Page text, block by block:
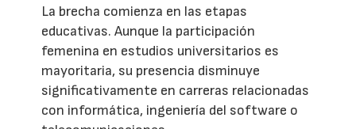
La brecha comienza en las etapas
educativas. Aunque la participación
femenina en estudios universitarios es
mayoritaria, su presencia disminuye
significativamente en carreras relacionadas
con informática, ingeniería del software o